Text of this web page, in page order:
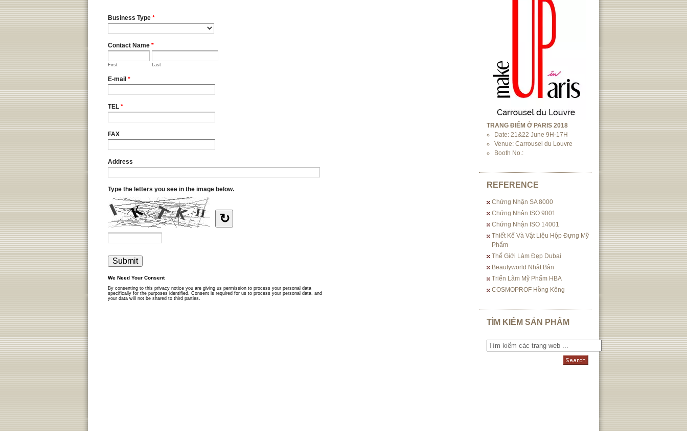
TRANG ĐIỂM Ở PARIS 2018
Date: 21&22 June 9H-17H
Venue: Carrousel du Louvre
Booth No.:
REFERENCE
Chứng Nhận SA 8000
Chứng Nhận ISO 9001
Chứng Nhận ISO 14001
Thiết Kế Và Vật Liệu Hộp Đựng Mỹ
Phẩm
Thế Giới Làm Đẹp Dubai
Beautyworld Nhật Bản
Triển Lãm Mỹ Phẩm HBA
COSMOPROF Hồng Kông
TÌM KIẾM SẢN PHẨM